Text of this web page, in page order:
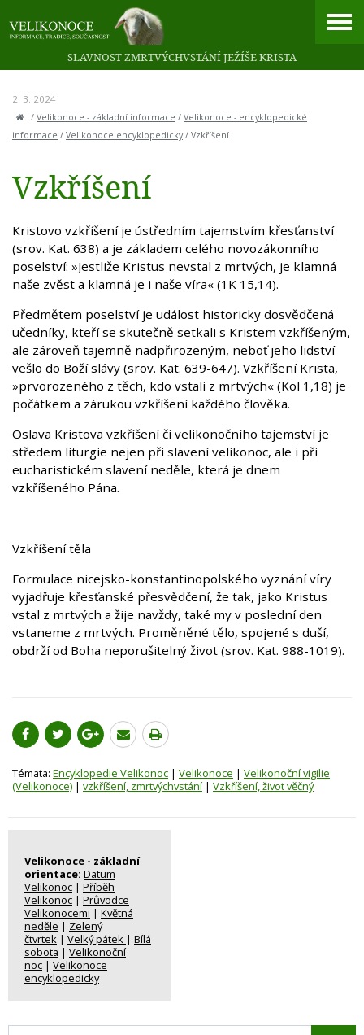
SLAVNOST ZMRTVÝCHVSTÁNÍ JEŽÍŠE KRISTA
2. 3. 2024
/ Velikonoce - základní informace / Velikonoce - encyklopedické
informace / Velikonoce encyklopedicky/ Vzkříšení
Vzkříšení
Kristovo vzkříšení je ústředním tajemstvím křesťanství
(srov. Kat. 638) a je základem celého novozákonního
poselství: »Jestliže Kristus nevstal z mrtvých, je klamná
naše zvěst a klamná je i naše víra« (1K 15,14).
Předmětem poselství je událost historicky dosvědčená
učedníky, kteří se skutečně setkali s Kristem vzkříšeným,
ale zároveň tajemně nadpřirozeným, neboť jeho lidství
vešlo do Boží slávy (srov. Kat. 639-647). Vzkříšení Krista,
»prvorozeného z těch, kdo vstali z mrtvých« (Kol 1,18) je
počátkem a zárukou vzkříšení každého člověka.
Oslava Kristova vzkříšení či velikonočního tajemství je
středem liturgie nejen při slavení velikonoc, ale i při
eucharistickém slavení neděle, která je dnem
vzkříšeného Pána.
Vzkříšení těla
Formulace nicejsko-konstantinopolského vyznání víry
vyjadřuje křesťanské přesvědčení, že tak, jako Kristus
vstal z mrtvých a žije navždy, také my v poslední den
vstaneme z mrtvých. Proměněné tělo, spojené s duší,
obdrží od Boha neporušitelný život (srov. Kat. 988-1019).
Témata: Encyklopedie Velikonoc | Velikonoce | Velikonoční vigilie
(Velikonoce) | vzkříšení, zmrtvýchvstání | Vzkříšení, život věčný
Velikonoce - základní
orientace: Datum
Velikonoc | Příběh
Velikonoc | Průvodce
Velikonocemi | Květná
neděle | Zelený
čtvrtek | Velký pátek | Bílá
sobota | Velikonoční
noc | Velikonoce
encyklopedicky